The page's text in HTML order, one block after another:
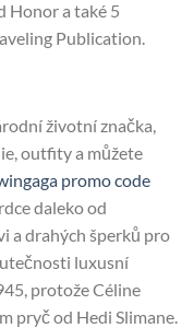
Honor a také 5
Publication.
životní značka,
outfity a můžete
promo code
daleko od
a drahých šperků pro
luxusní
protože Céline
pryč od Hedi Slimane.